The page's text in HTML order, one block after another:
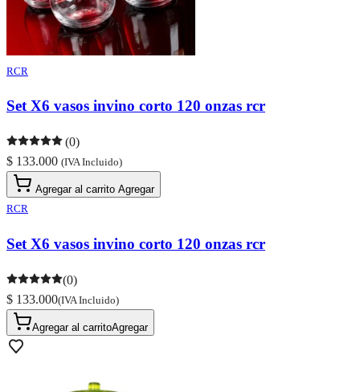
RCR
Set X6 vasos invino corto 120 onzas rcr
(0)
$ 133.000 (IVA Incluido)
Agregar al carrito Agregar
RCR
Set X6 vasos invino corto 120 onzas rcr
(0)
$ 133.000(IVA Incluido)
Agregar al carritoAgregar